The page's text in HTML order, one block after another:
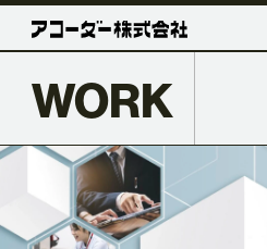
TOP
COMPANY
WORK